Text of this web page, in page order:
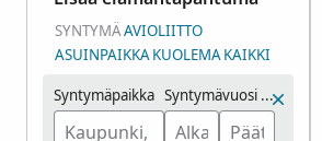
SYNTYMÄAVIOLIITTO
ASUINPAIKKAKUOLEMAKAIKKI
Syntymäpaikka Syntymävuosi (aikaväli)